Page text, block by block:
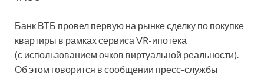
Банк ВТБ провел первую на рынке сделку по покупке
квартиры в рамках сервиса VR-ипотека
(с использованием очков виртуальной реальности).
Об этом говорится в сообщении пресс-службы